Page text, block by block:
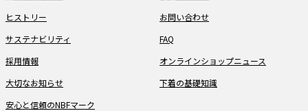
ヒストリー
サステナビリティ
採用情報
大切なお知らせ
安心と信頼のNBFマーク
お問い合わせ
FAQ
オンラインショップニュース
下着の基礎知識